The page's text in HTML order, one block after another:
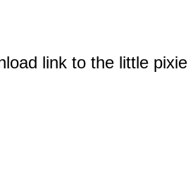
link to the little pixie